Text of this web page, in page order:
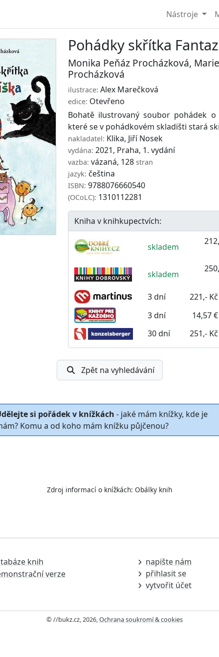
Nástroje
Pohádky skřítka
Monika Peňáz Procházková,
Procházková
ilustrace: Alex Marečková
edice: Otevřeno
Bohatě ilustrovaný soubor pohádek
které se v pohádkovém skladišti stará
nakladatel: Klika, Jiří Nosek
vydána: 2021, Praha, 1. vydání
vazba: vázaná, 128 stran
jazyk: čeština
ISBN: 9788076660540
(OCoLC): 1310112281
Kniha v knihkupectvích:
skladem
skladem
3 dní
221,- Kč
3 dní
14,57 €
30 dní
251,- Kč
Zpět na vyhledávání
si pořádek v knížkách - jaké mám knížky, kde je
Komu a od koho mám knížku půjčenou?
Zdroj informací o knížkách: Obálky knih
knih
verze
napište nám
přihlasit se
vytvořit účet
© //bukz.cz, 2026,Ochrana soukromí & cookies